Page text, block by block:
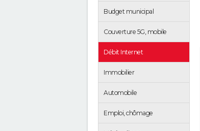
Budget municipal
Couverture 5G, mobile
Débit Internet
Immobilier
Automobile
Emploi, chômage